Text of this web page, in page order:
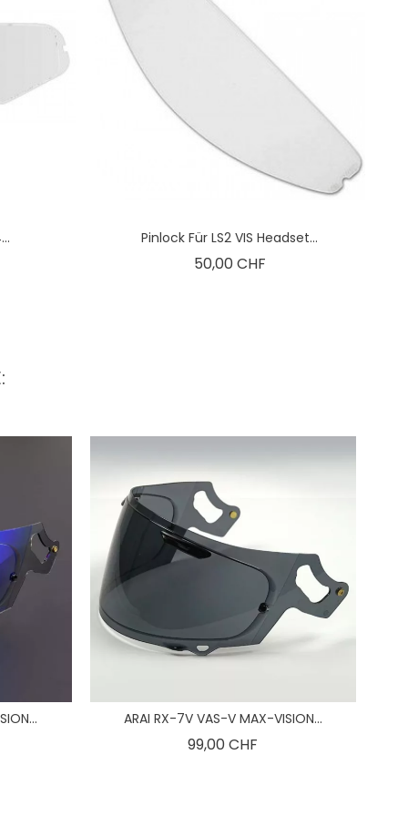
Pinlock Für LS2 VIS Headset...
50,00 CHFPreis
ARAI RX-7V VAS-V MAX-VISION...
99,00 CHF